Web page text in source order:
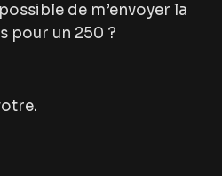
de m’envoyer la
pour un 250 ?